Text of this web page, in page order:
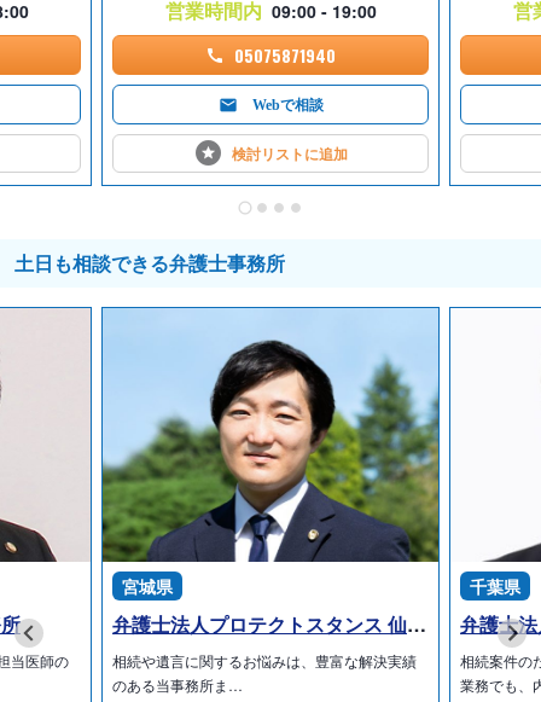
営業時間内 09:00 - 19:00
05075871940
Webで相談
検討リストに追加
営
土日も相談できる弁護士事務所
当医師の
宮城県
弁護士法人プロテクトスタンス 仙台事務所
相続や遺言に関するお悩みは、豊富な解決実績
のある当事務所ま…
千葉県
弁護士
相続案件の
業務でも、